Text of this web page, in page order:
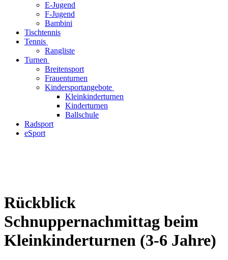
E-Jugend
F-Jugend
Bambini
Tischtennis
Tennis
Rangliste
Turnen
Breitensport
Frauenturnen
Kindersportangebote
Kleinkinderturnen
Kinderturnen
Ballschule
Radsport
eSport
Rückblick
Schnuppernachmittag beim
Kleinkinderturnen (3-6 Jahre)